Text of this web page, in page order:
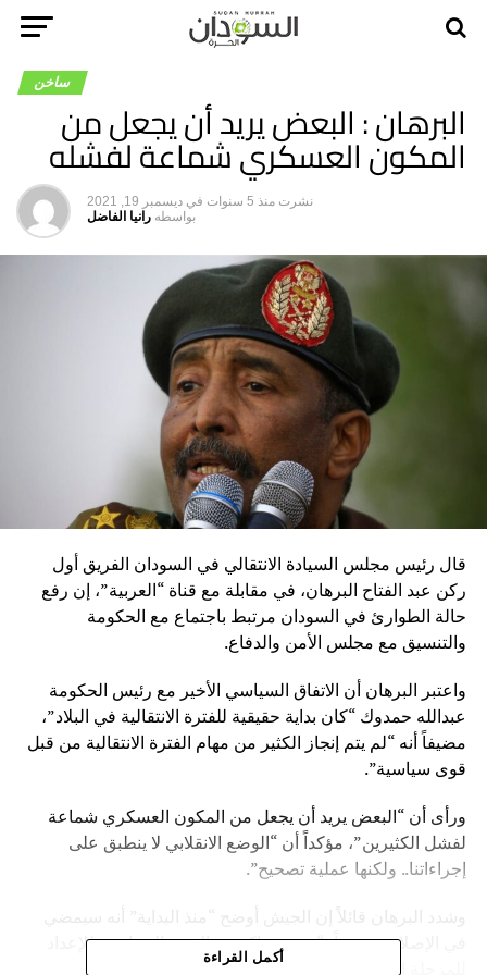
ساخن
البرهان : البعض يريد أن يجعل من
المكون العسكري شماعة لفشله
نشرت منذ 5 سنوات في ديسمبر 19, 2021
بواسطه رانيا الفاضل
قال رئيس مجلس السيادة الانتقالي في السودان الفريق أول
ركن عبد الفتاح البرهان، في مقابلة مع قناة “العربية”، إن رفع
حالة الطوارئ في السودان مرتبط باجتماع مع الحكومة
والتنسيق مع مجلس الأمن والدفاع.
واعتبر البرهان أن الاتفاق السياسي الأخير مع رئيس الحكومة
عبدالله حمدوك “كان بداية حقيقية للفترة الانتقالية في البلاد”،
مضيفاً أنه “لم يتم إنجاز الكثير من مهام الفترة الانتقالية من قبل
قوى سياسية”.
ورأى أن “البعض يريد أن يجعل من المكون العسكري شماعة
لفشل الكثيرين”، مؤكداً أن “الوضع الانقلابي لا ينطبق على
إجراءاتنا.. ولكنها عملية تصحيح”.
وشدد البرهان قائلاً إن الجيش أوضح “منذ البداية” أنه سيمضي
في الإصلاح، مضيفاً: “نريد شراكة مع القوى السياسية للإعداد
للمرحلة الانتقالية”.
أكمل القراءة